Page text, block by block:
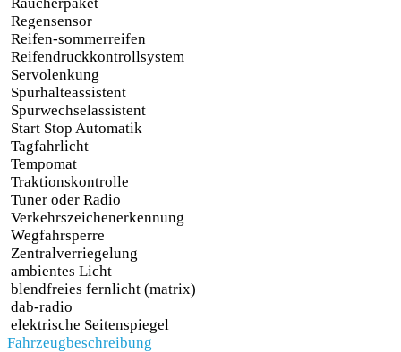
Regensensor
Reifen-sommerreifen
Reifendruckkontrollsystem
Servolenkung
Spurhalteassistent
Spurwechselassistent
Start Stop Automatik
Tagfahrlicht
Tempomat
Traktionskontrolle
Tuner oder Radio
Verkehrszeichenerkennung
Wegfahrsperre
Zentralverriegelung
ambientes Licht
blendfreies fernlicht (matrix)
dab-radio
elektrische Seitenspiegel
Fahrzeugbeschreibung